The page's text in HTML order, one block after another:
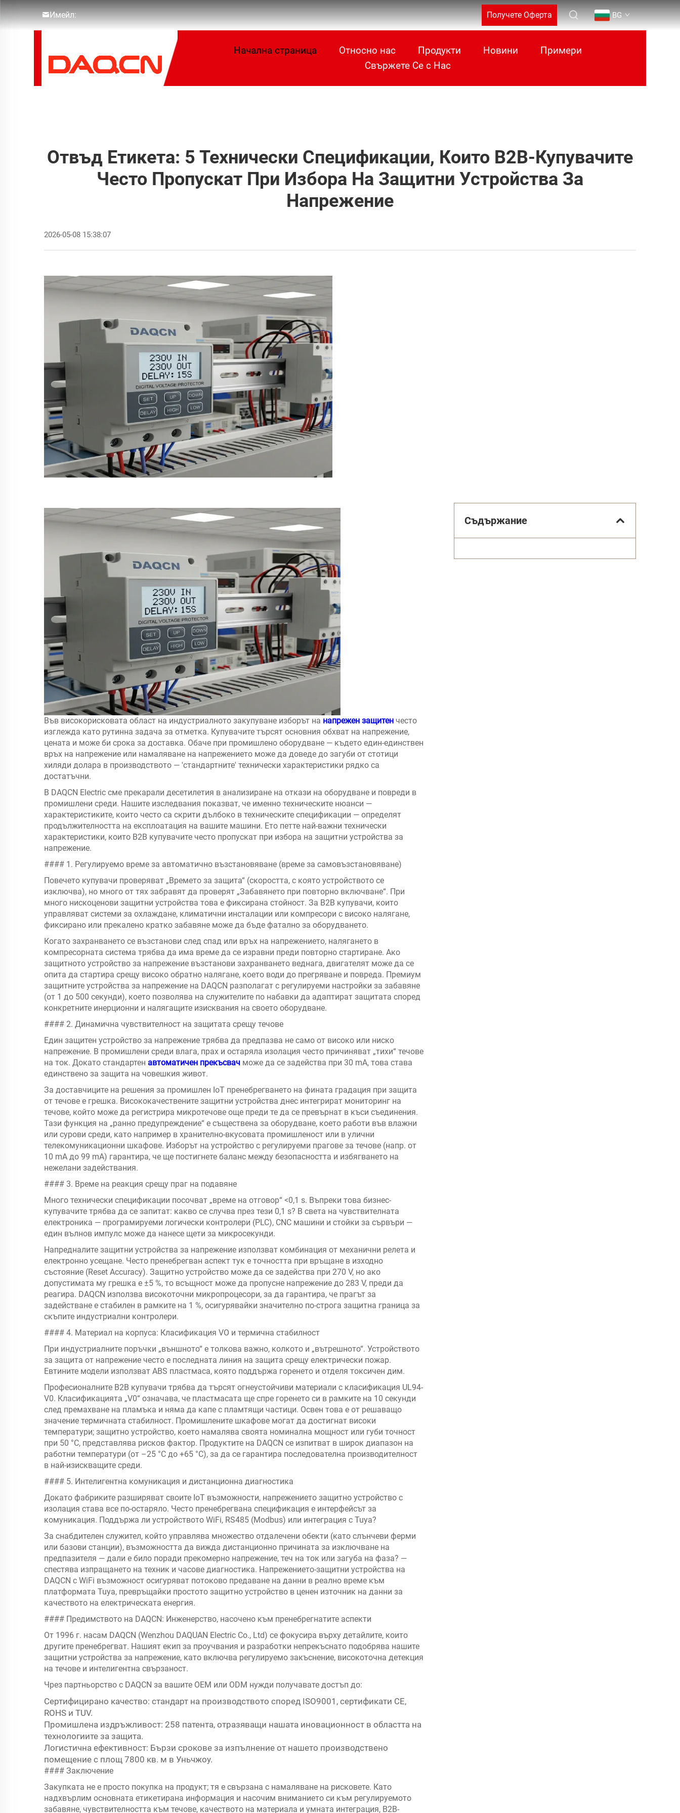
Имейл: Получете Оферта BG
Начална страница Относно нас Продукти Новини
Примери
Свържете Се с Нас
Отвъд Етикета: 5 Технически Спецификации, Които B2B-Купувачите
Често Пропускат При Избора На Защитни Устройства За
Напрежение
2026-05-08 15:38:07
Във високорисковата област на индустриалното закупуване изборът на напрежен защитен често
изглежда като рутинна задача за отметка. Купувачите търсят основния обхват на напрежение,
цената и може би срока за доставка. Обаче при промишлено оборудване — където един-единствен
връх на напрежение или намаляване на напрежението може да доведе до загуби от стотици
хиляди долара в производството — 'стандартните' технически характеристики рядко са
достатъчни.
В DAQCN Electric сме прекарали десетилетия в анализиране на откази на оборудване и повреди в
промишлени среди. Нашите изследвания показват, че именно техническите нюанси —
характеристиките, които често са скрити дълбоко в техническите спецификации — определят
продължителността на експлоатация на вашите машини. Ето петте най-важни технически
характеристики, които B2B купувачите често пропускат при избора на защитни устройства за
напрежение.
#### 1. Регулируемо време за автоматично възстановяване (време за самовъзстановяване)
Повечето купувачи проверяват „Времето за защита“ (скоростта, с която устройството се
изключва), но много от тях забравят да проверят „Забавянето при повторно включване“. При
много нискоценови защитни устройства това е фиксирана стойност. За B2B купувачи, които
управляват системи за охлаждане, климатични инсталации или компресори с високо налягане,
фиксирано или прекалено кратко забавяне може да бъде фатално за оборудването.
Когато захранването се възстанови след спад или връх на напрежението, налягането в
компресорната система трябва да има време да се изравни преди повторно стартиране. Ако
защитното устройство за напрежение възстанови захранването веднага, двигателят може да се
опита да стартира срещу високо обратно налягане, което води до прегряване и повреда. Премиум
защитните устройства за напрежение на DAQCN разполагат с регулируеми настройки за забавяне
(от 1 до 500 секунди), което позволява на служителите по набавки да адаптират защитата според
конкретните инерционни и налягащите изисквания на своето оборудване.
#### 2. Динамична чувствителност на защитата срещу течове
Един защитен устройство за напрежение трябва да предпазва не само от високо или ниско
напрежение. В промишлени среди влага, прах и остаряла изолация често причиняват „тихи“ течове
на ток. Докато стандартен автоматичен прекъсвач може да се задейства при 30 mA, това става
единствено за защита на човешкия живот.
За доставчиците на решения за промишлен IoT пренебрегването на фината градация при защита
от течове е грешка. Висококачествените защитни устройства днес интегрират мониторинг на
течове, който може да регистрира микротечове още преди те да се превърнат в къси съединения.
Тази функция на „ранно предупреждение“ е съществена за оборудване, което работи във влажни
или сурови среди, като например в хранително-вкусовата промишленост или в улични
телекомуникационни шкафове. Изборът на устройство с регулируеми прагове за течове (напр. от
10 mA до 99 mA) гарантира, че ще постигнете баланс между безопасността и избягването на
нежелани задействания.
#### 3. Време на реакция срещу праг на подавяне
Много технически спецификации посочват „време на отговор“ <0,1 s. Въпреки това бизнес-
купувачите трябва да се запитат: какво се случва през тези 0,1 s? В света на чувствителната
електроника — програмируеми логически контролери (PLC), CNC машини и стойки за сървъри —
един вълнов импулс може да нанесе щети за микросекунди.
Напредналите защитни устройства за напрежение използват комбинация от механични релета и
електронно усещане. Често пренебрегван аспект тук е точността при връщане в изходно
състояние (Reset Accuracy). Защитно устройство може да се задейства при 270 V, но ако
допустимата му грешка е ±5 %, то всъщност може да пропусне напрежение до 283 V, преди да
реагира. DAQCN използва високоточни микропроцесори, за да гарантира, че прагът за
задействане е стабилен в рамките на 1 %, осигурявайки значително по-строга защитна граница за
скъпите индустриални контролери.
#### 4. Материал на корпуса: Класификация VO и термична стабилност
При индустриалните поръчки „външното“ е толкова важно, колкото и „вътрешното“. Устройството
за защита от напрежение често е последната линия на защита срещу електрически пожар.
Евтините модели използват ABS пластмаса, която поддържа горенето и отделя токсичен дим.
Професионалните B2B купувачи трябва да търсят огнеустойчиви материали с класификация UL94-
V0. Класификацията „V0“ означава, че пластмасата ще спре горенето си в рамките на 10 секунди
след премахване на пламъка и няма да капе с пламтящи частици. Освен това е от решаващо
значение термичната стабилност. Промишлените шкафове могат да достигнат високи
температури; защитно устройство, което намалява своята номинална мощност или губи точност
при 50 °C, представлява рисков фактор. Продуктите на DAQCN се изпитват в широк диапазон на
работни температури (от –25 °C до +65 °C), за да се гарантира последователна производителност
в най-изискващите среди.
#### 5. Интелигентна комуникация и дистанционна диагностика
Докато фабриките разширяват своите IoT възможности, напрежението защитно устройство с
изолация става все по-остаряло. Често пренебрегвана спецификация е интерфейсът за
комуникация. Поддържа ли устройството WiFi, RS485 (Modbus) или интеграция с Tuya?
За снабдителен служител, който управлява множество отдалечени обекти (като слънчеви ферми
или базови станции), възможността да вижда дистанционно причината за изключване на
предпазителя — дали е било поради прекомерно напрежение, теч на ток или загуба на фаза? —
спестява изпращането на техник и часове диагностика. Напрежението-защитни устройства на
DAQCN с WiFi възможност осигуряват потоково предаване на данни в реално време към
платформата Tuya, превръщайки простото защитно устройство в ценен източник на данни за
качеството на електрическата енергия.
#### Предимството на DAQCN: Инженерство, насочено към пренебрегнатите аспекти
От 1996 г. насам DAQCN (Wenzhou DAQUAN Electric Co., Ltd) се фокусира върху детайлите, които
другите пренебрегват. Нашият екип за проучвания и разработки непрекъснато подобрява нашите
защитни устройства за напрежение, като включва регулируемо закъснение, високоточна детекция
на течове и интелигентна свързаност.
Чрез партньорство с DAQCN за вашите OEM или ODM нужди получавате достъп до:
Сертифицирано качество: стандарт на производството според ISO9001, сертификати CE,
ROHS и TUV.
Промишлена издръжливост: 258 патента, отразяващи нашата иновационност в областта на
технологиите за защита.
Логистична ефективност: Бързи срокове за изпълнение от нашето производствено
помещение с площ 7800 кв. м в Уньчжоу.
#### Заключение
Закупката не е просто покупка на продукт; тя е свързана с намаляване на рисковете. Като
надхвърлим основната етикетирана информация и насочим вниманието си към регулируемото
забавяне, чувствителността към течове, качеството на материала и умната интеграция, B2B-
Съдържание